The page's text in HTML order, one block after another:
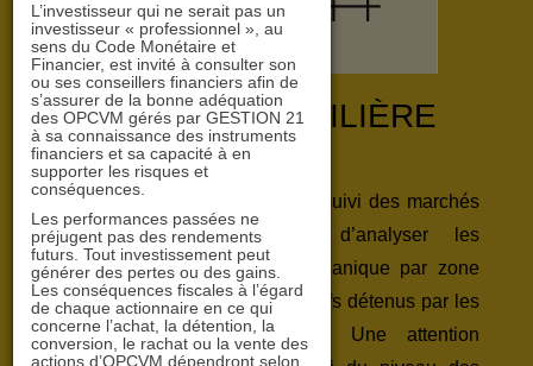
ANALYSE IMMOBILIÈRE
L’équipe de gestion réalise un suivi des marchés
immobiliers dans le but d’analyser les
perspectives de croissance organique par zone
géographique et typologie d’actifs détenus par les
foncières de la zone euro. Une attention
L’investisseur qui ne serait pas un
investisseur « professionnel », au
sens du Code Monétaire et
Financier, est invité à consulter son
ou ses conseillers financiers afin de
s’assurer de la bonne adéquation
des OPCVM gérés par GESTION 21
à sa connaissance des instruments
financiers et sa capacité à en
supporter les risques et
conséquences.
Les performances passées ne
préjugent pas des rendements
futurs. Tout investissement peut
générer des pertes ou des gains.
Les conséquences fiscales à l’égard
de chaque actionnaire en ce qui
concerne l’achat, la détention, la
conversion, le rachat ou la vente des
actions d’OPCVM dépendront selon